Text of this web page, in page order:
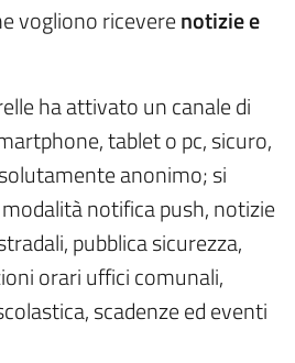
vogliono riceverenotizie e
ha attivato un canale di
tablet o pc, sicuro,
anonimo; si
notifica push, notizie
pubblica sicurezza,
orari uffici comunali,
scadenze ed eventi